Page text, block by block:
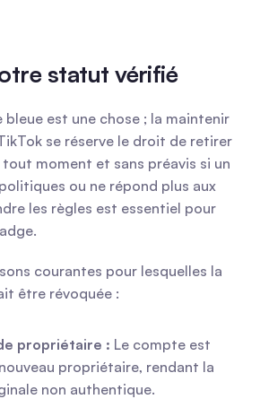
statut vérifié
est une chose ; la maintenir
se réserve le droit de retirer
moment et sans préavis si un
ou ne répond plus aux
les règles est essentiel pour
courantes pour lesquelles la
être révoquée :
propriétaire : Le compte est
propriétaire, rendant la
non authentique.